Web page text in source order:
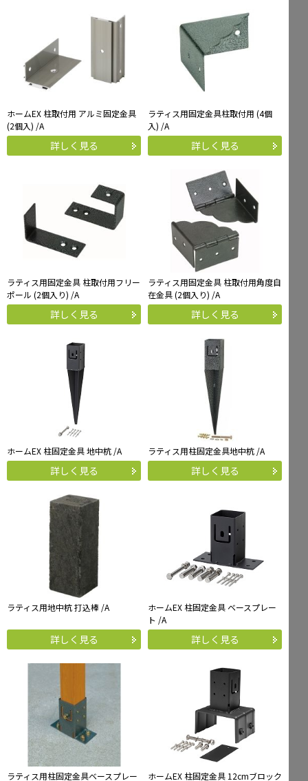
ホームEX 柱取付用 アルミ固定金具
(2個入) /A
詳しく見る
ラティス用固定金具柱取付用 (4個
入) /A
詳しく見る
ラティス用固定金具 柱取付用フリー
ポール (2個入り) /A
詳しく見る
ラティス用固定金具 柱取付用角度自
在金具 (2個入り) /A
詳しく見る
ホームEX 柱固定金具 地中杭 /A
詳しく見る
ラティス用柱固定金具地中杭 /A
詳しく見る
ラティス用地中杭 打込棒 /A
詳しく見る
ホームEX 柱固定金具 ベースプレー
ト /A
詳しく見る
ラティス用柱固定金具ベースプレー
ホームEX 柱固定金具 12cmブロック